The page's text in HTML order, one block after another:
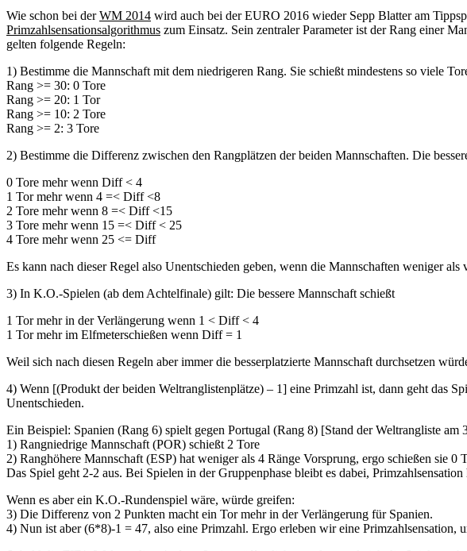
Wie schon bei derWM 2014 wird auch bei der EURO 2016 wieder Sepp Blatter am
Primzahlsensationsalgorithmus zum Einsatz. Sein zentraler Parameter ist der Rang einer
gelten folgende Regeln:
1) Bestimme die Mannschaft mit dem niedrigeren Rang. Sie schießt mindestens so viele
Rang >= 30: 0 Tore
Rang >= 20: 1 Tor
Rang >= 10: 2 Tore
Rang >= 2: 3 Tore
2) Bestimme die Differenz zwischen den Rangplätzen der beiden Mannschaften. Die
0 Tore mehr wenn Diff < 4
1 Tor mehr wenn 4 =< Diff <8
2 Tore mehr wenn 8 =< Diff <15
3 Tore mehr wenn 15 =< Diff < 25
4 Tore mehr wenn 25 <= Diff
Es kann nach dieser Regel also Unentschieden geben, wenn die Mannschaften weniger
3) In K.O.-Spielen (ab dem Achtelfinale) gilt: Die bessere Mannschaft schießt
1 Tor mehr in der Verlängerung wenn 1 < Diff < 4
1 Tor mehr im Elfmeterschießen wenn Diff = 1
Weil sich nach diesen Regeln aber immer die besserplatzierte Mannschaft durchsetzen
4) Wenn [(Produkt der beiden Weltranglistenplätze) – 1] eine Primzahl ist, dann geht das
Unentschieden.
Ein Beispiel: Spanien (Rang 6) spielt gegen Portugal (Rang 8) [Stand der Weltrangliste am
1) Rangniedrige Mannschaft (POR) schießt 2 Tore
2) Ranghöhere Mannschaft (ESP) hat weniger als 4 Ränge Vorsprung, ergo schießen sie 0
Das Spiel geht 2-2 aus. Bei Spielen in der Gruppenphase bleibt es dabei, Primzahlsensation
Wenn es aber ein K.O.-Rundenspiel wäre, würde greifen:
3) Die Differenz von 2 Punkten macht ein Tor mehr in der Verlängerung für Spanien.
4) Nun ist aber (6*8)-1 = 47, also eine Primzahl. Ergo erleben wir eine Primzahlsensation,